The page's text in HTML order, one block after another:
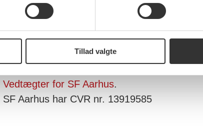
Tillad valgte
Torben Wandall,
Ivan Lauridsen
Se vedtægter for SF Aarhus, senest
Vedtægter for SF Aarhus.
SF Aarhus har CVR nr. 13919585